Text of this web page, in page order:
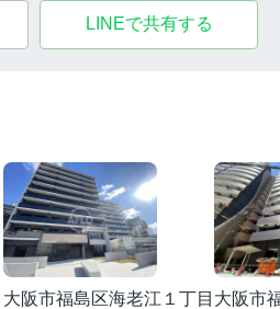
LINEで共有する
大阪市福島区海老江１丁目 大阪市